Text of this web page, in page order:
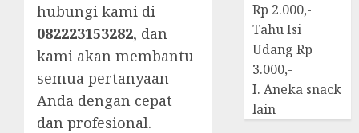
hubungi kami di
082223153282, dan
kami akan membantu
semua pertanyaan
Anda dengan cepat
dan profesional.
Rp 2.000,-
Tahu Isi
Udang Rp
3.000,-
I. Aneka snack
lain